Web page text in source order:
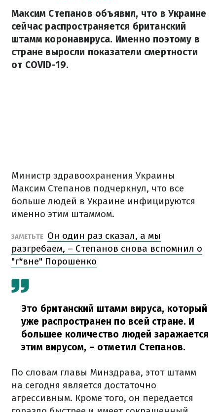
Максим Степанов объявил, что в Украине
сейчас распространяется британский
штамм коронавируса. Именно поэтому в
стране выросли показатели смертности
от COVID-19.
Министр здравоохранения Украины
Максим Степанов подчеркнул, что все
больше людей в Украине инфицируются
именно этим штаммом.
ЗАМЕТЬТЕ Он один раз сказал, а мы
разгребаем, – Степанов снова вспомнил о
"г*вне" Порошенко
Это британский штамм вируса, который
уже распространен по всей стране. И
большее количество людей заражается
этим вирусом, – отметил Степанов.
По словам главы Минздрава, этот штамм
на сегодня является достаточно
агрессивным. Кроме того, он передается